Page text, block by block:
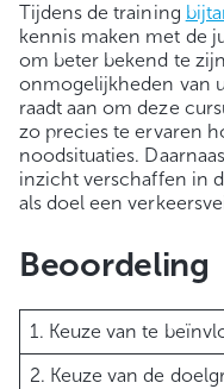
Tijdens de training
kennis maken met de
om beter bekend te
onmogelijkheden van
raadt aan om deze
zo precies te ervaren
noodsituaties.
inzicht verschaffen in
als doel een
Beoordeling
1. Keuze van te
2. Keuze van de